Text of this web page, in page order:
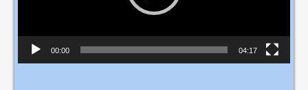
u
v
i
00:00 04:17